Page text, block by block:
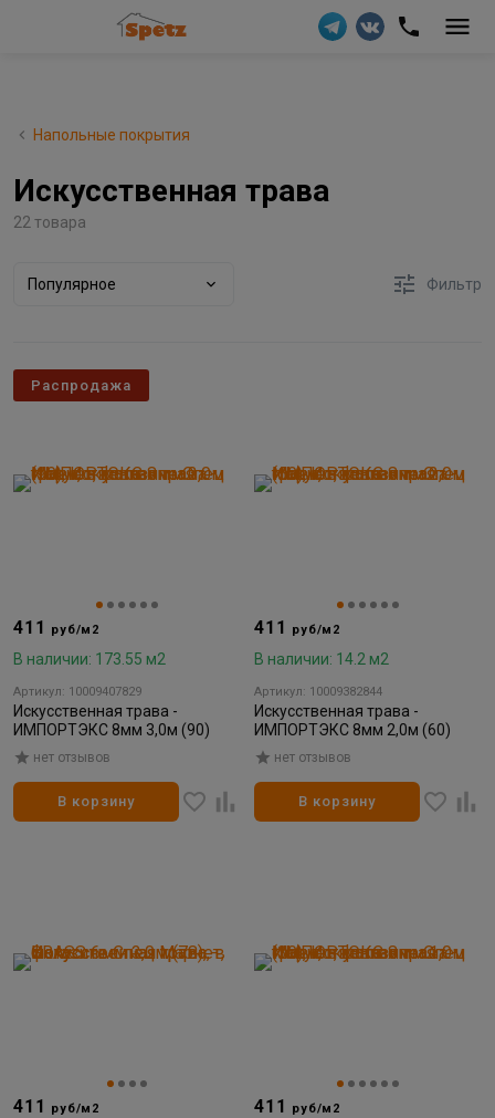
Напольные покрытия
Искусственная трава
22 товара
Популярное Фильтр
411 руб/м2
В наличии: 173.55 м2
Артикул: 10009407829
Искусственная трава -
ИМПОРТЭКС 8мм 3,0м (90)
нет отзывов
В корзину
Распродажа
411 руб/м2
В наличии: 14.2 м2
Артикул: 10009382844
Искусственная трава -
ИМПОРТЭКС 8мм 2,0м (60)
нет отзывов
В корзину
411 руб/м2 411 руб/м2